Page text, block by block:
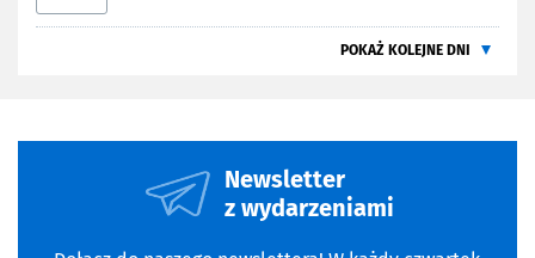
POKAŻ KOLEJNE DNI
Newsletter
z wydarzeniami